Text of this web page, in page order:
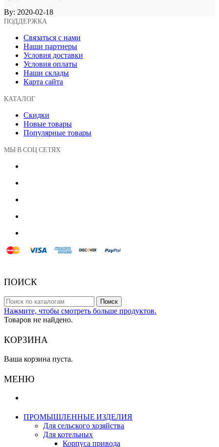
By: 2020-02-18
ПОДДЕРЖКА
Связаться с нами
Наши партнеры
Условия доставки
Условия оплаты
Наши склады
Карта сайта
КАТАЛОГ
Скидки
Новые товары
Популярные товары
МЫ В СОЦ СЕТЯХ
ПОИСК
Поиск
Нажмите, чтобы смотреть больше продуктов.
Товаров не найдено.
КОРЗИНА
Ваша корзина пуста.
МЕНЮ
ПРОМЫШЛЕННЫЕ ИЗДЕЛИЯ
Для сельского хозяйства
Для котельных
Корпуса привода